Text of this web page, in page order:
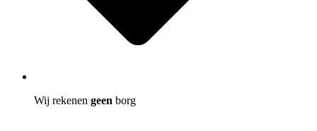
Wij rekenen geen borg